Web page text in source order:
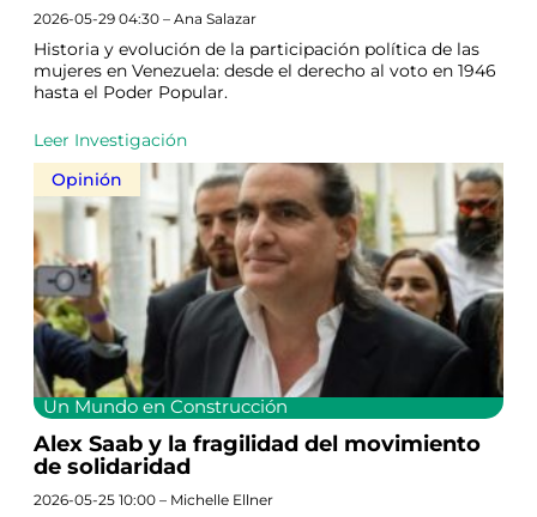
2026-05-29 04:30 – Ana Salazar
Historia y evolución de la participación política de las
mujeres en Venezuela: desde el derecho al voto en 1946
hasta el Poder Popular.
Leer Investigación
Opinión
Un Mundo en Construcción
Alex Saab y la fragilidad del movimiento
de solidaridad
2026-05-25 10:00 – Michelle Ellner